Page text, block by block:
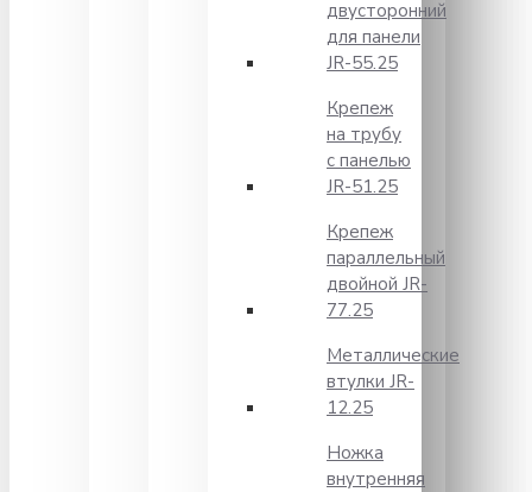
двусторонний
для панели
JR-55.25
Крепеж
на трубу
с панелью
JR-51.25
Крепеж
параллельный
двойной JR-
77.25
Металлические
втулки JR-
12.25
Ножка
внутренняя